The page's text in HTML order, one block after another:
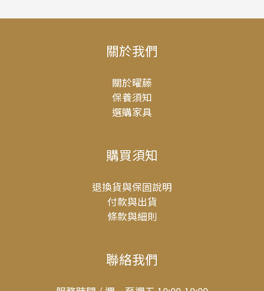
關於我們
關於曜藤
保養須知
選購家具
購買須知
退換貨與保固說明
付款與出貨
條款與細則
聯絡我們